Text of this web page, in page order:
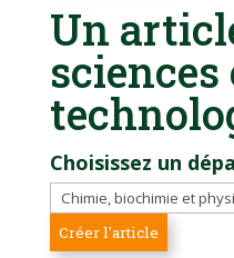
Un
sciences
Choisissez un